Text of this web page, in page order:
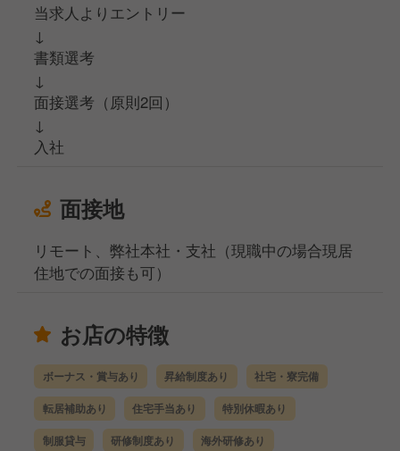
当求人よりエントリー
↓
書類選考
↓
面接選考（原則2回）
↓
入社
面接地
リモート、弊社本社・支社（現職中の場合現居
住地での面接も可）
お店の特徴
ボーナス・賞与あり 昇給制度あり 社宅・寮完備
転居補助あり 住宅手当あり 特別休暇あり
制服貸与 研修制度あり 海外研修あり